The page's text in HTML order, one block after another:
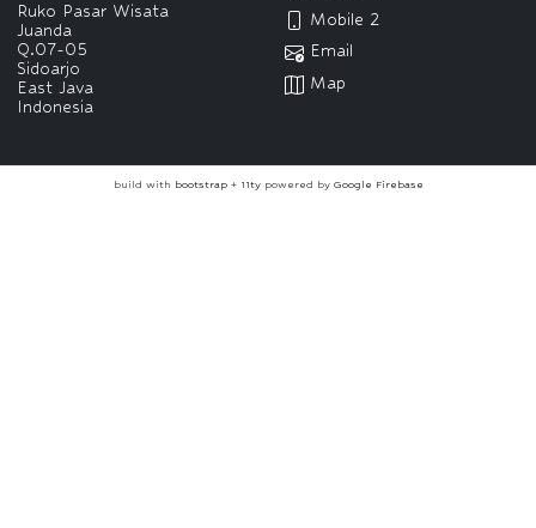
Ruko Pasar Wisata
Juanda
Q.07-05
Sidoarjo
East Java
Indonesia
Mobile 2
Email
Map
build with bootstrap+ 11typowered by Google Firebase